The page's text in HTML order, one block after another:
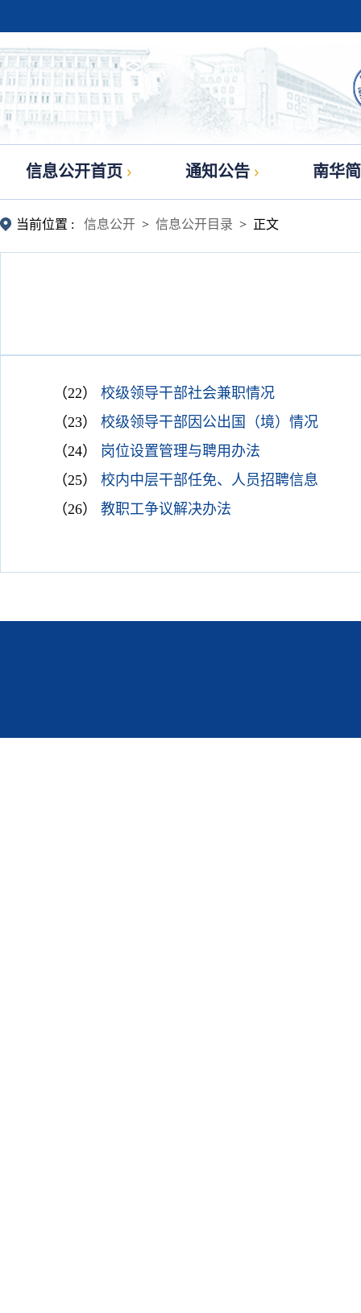
信息公开首页 通知公告 南华
当前位置 : 信息公开 > 信息公开目录 > 正文
（22） 校级领导干部社会兼职情况
（23） 校级领导干部因公出国（境）情况
（24）
岗位设置管理与聘用办法
（25） 校内中层干部任免、人员招聘信息
（26） 教职工争议解决办法